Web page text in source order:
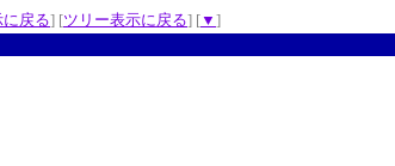
戻る] [ツリー表示に戻る] [▼ ]